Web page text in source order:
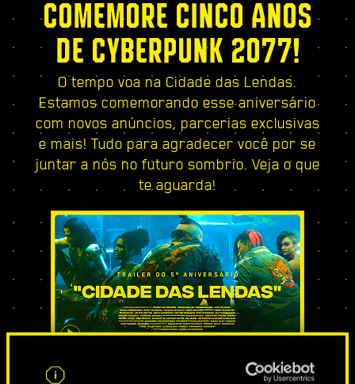
COMEMORE CINCO ANOS
DE CYBERPUNK 2077!
O tempo voa na Cidade das Lendas.
Estamos comemorando esse aniversário
com novos anúncios, parcerias exclusivas
e mais! Tudo para agradecer você por se
juntar a nós no futuro sombrio. Veja o que
te aguarda!